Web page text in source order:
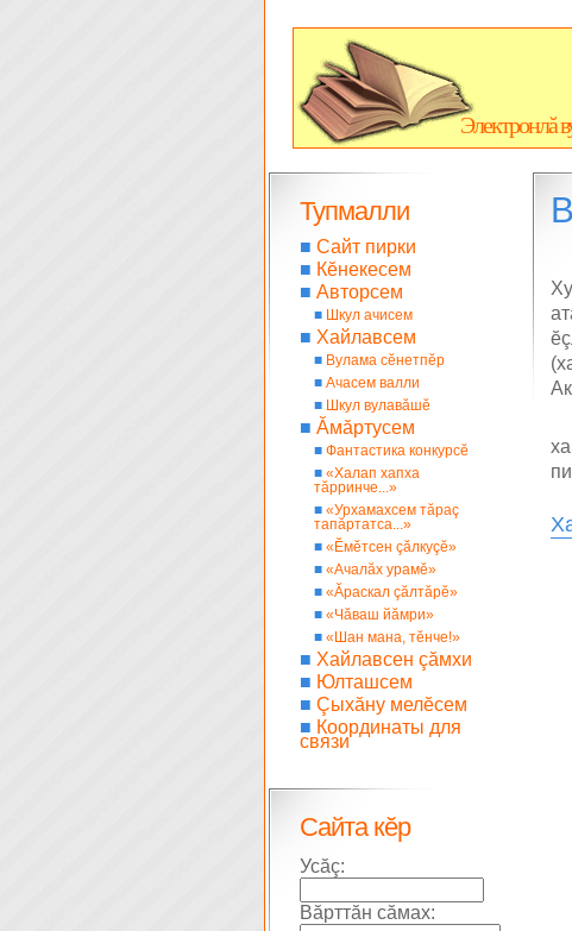
Электронлă
Тупмалли
■ Сайт пирки
■ Кĕнекесем
■ Авторсем
■ Шкул ачисем
■ Хайлавсем
■ Вулама сĕнетпĕр
■ Ачасем валли
■ Шкул вулавăшĕ
■ Ăмăртусем
■ Фантастика конкурсĕ
■ «Халап хапха
тăрринче...»
■ «Урхамахсем тăраç
тапăртатса...»
■ «Ĕмĕтсен çăлкуçĕ»
■ «Ачалăх урамĕ»
■ «Ăраскал çăлтăрĕ»
■ «Чăваш йăмри»
■ «Шан мана, тĕнче!»
■ Хайлавсен çăмхи
■ Юлташсем
■ Çыхăну мелĕсем
■ Координаты для
связи
Сайта кĕр
Усăç:
Вăрттăн сăмах: